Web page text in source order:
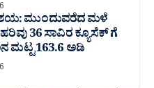
ಮುಂದುವರೆದ ಮಳೆ
36 ಸಾವಿರ‌ ಕ್ಯೂಸೆಕ್ ಗೆ
ಮಟ್ಟ 163.6 ಅಡಿ